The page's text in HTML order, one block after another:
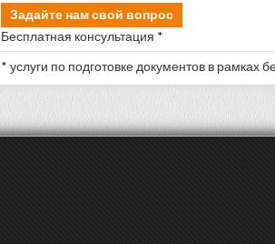
Задайте нам свой вопрос
Бесплатная консультация *
* услуги по подготовке документов в рамках